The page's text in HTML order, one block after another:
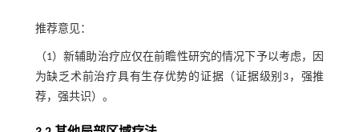
推荐意见：
（1）新辅助治疗应仅在前瞻性研究的情况下予以考虑，因
为缺乏术前治疗具有生存优势的证据（证据级别3，强推
荐，强共识）。